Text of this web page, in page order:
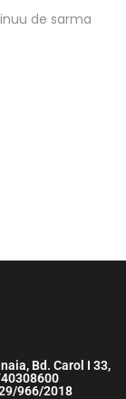
de sarma
Bd. Carol I 33,
966/2018